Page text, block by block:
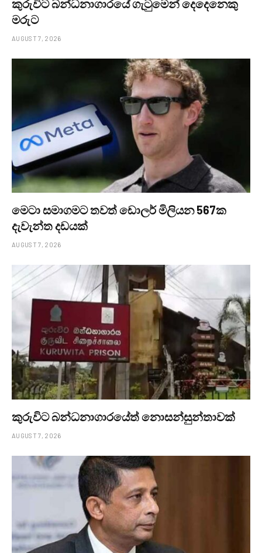
කුරුවිට බන්ධනාගාරයේ ගැටුමෙන් දෙදෙනෙකු
මරුට
AUGUST 7, 2026
මෙටා සමාගමට තවත් ඩොලර් මිලියන 567ක
දැවැන්ත දඩයක්
AUGUST 7, 2026
කුරුවිට බන්ධනාගාරයේත් නොසන්සුන්තාවක්
AUGUST 7, 2026